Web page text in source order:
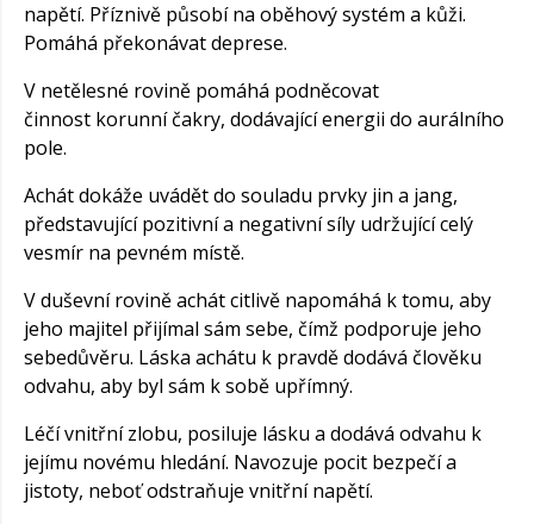
napětí. Příznivě působí na oběhový systém a kůži.
Pomáhá překonávat deprese.
V netělesné rovině pomáhá podněcovat
činnost korunní čakry, dodávající energii do aurálního
pole.
Achát dokáže uvádět do souladu prvky jin a jang,
představující pozitivní a negativní síly udržující celý
vesmír na pevném místě.
V duševní rovině achát citlivě napomáhá k tomu, aby
jeho majitel přijímal sám sebe, čímž podporuje jeho
sebedůvěru. Láska achátu k pravdě dodává člověku
odvahu, aby byl sám k sobě upřímný.
Léčí vnitřní zlobu, posiluje lásku a dodává odvahu k
jejímu novému hledání. Navozuje pocit bezpečí a
jistoty, neboť odstraňuje vnitřní napětí.